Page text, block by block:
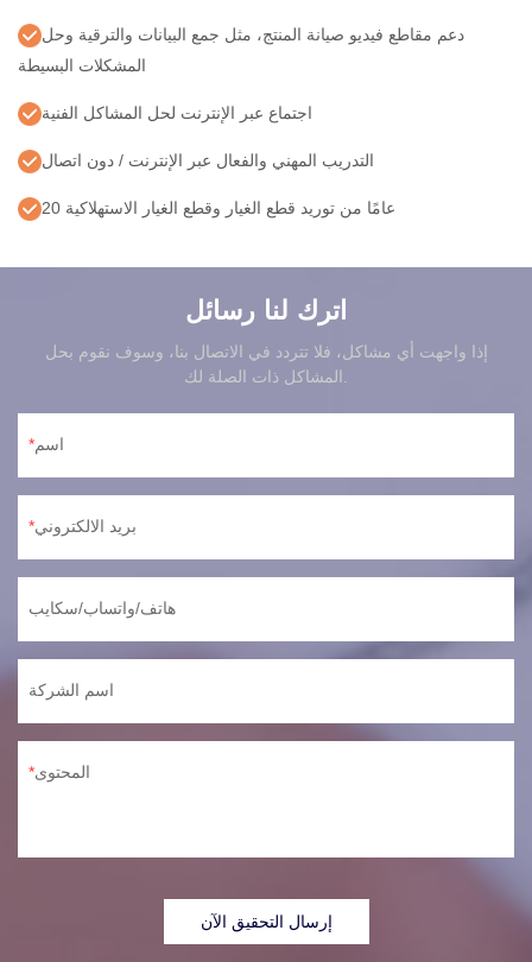
دعم مقاطع فيديو صيانة المنتج، مثل جمع البيانات والترقية وحل
المشكلات البسيطة
اجتماع عبر الإنترنت لحل المشاكل الفنية
التدريب المهني والفعال عبر الإنترنت / دون اتصال
20 عامًا من توريد قطع الغيار وقطع الغيار الاستهلاكية
اترك لنا رسائل
إذا واجهت أي مشاكل، فلا تتردد في الاتصال بنا، وسوف نقوم بحل
اسم
بريد الالكتروني
هاتف/واتساب/سكايب
اسم الشركة
المحتوى
إرسال التحقيق الآن